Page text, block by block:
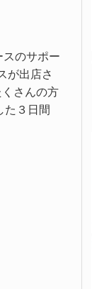
のサポー
が出店さ
さんの方
た３日間